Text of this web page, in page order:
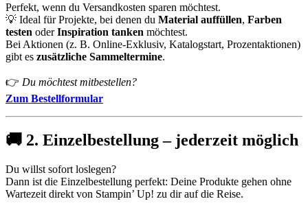
Perfekt, wenn du Versandkosten sparen möchtest.
💡 Ideal für Projekte, bei denen du Material auffüllen, Farben
testen oderInspiration tanken möchtest.
Bei Aktionen (z. B. Online-Exklusiv, Katalogstart, Prozentaktionen)
gibt es zusätzliche Sammeltermine.
👉 Du möchtest mitbestellen?
Zum Bestellformular
🚚 2. Einzelbestellung – jederzeit möglich
Du willst sofort loslegen?
Dann ist die Einzelbestellung perfekt: Deine Produkte gehen ohne
Wartezeit direkt von Stampin’ Up! zu dir auf die Reise.